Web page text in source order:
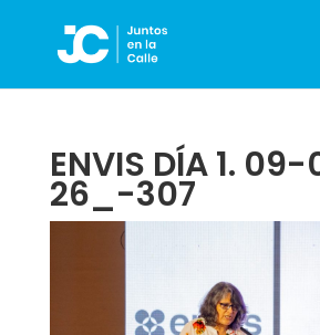
ENVIS DÍA 1. 09-
26_-307